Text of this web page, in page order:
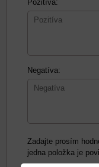
Pozitíva:
Negatíva:
Zadajte prosím
jedna položka je